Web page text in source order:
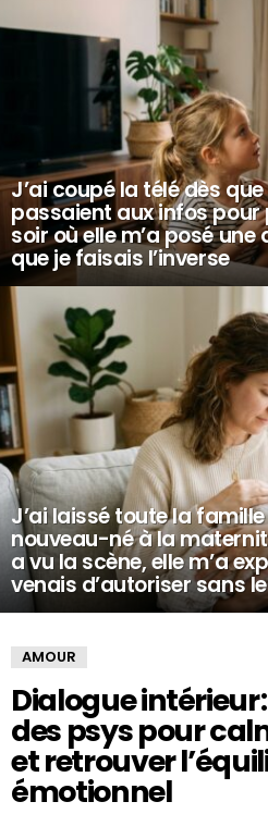
J’ai coupé la télé dès
passaient aux infos pour
soir où elle m’a posé
que je faisais l’inverse
J’ai laissé toute la
nouveau-né à la
a vu la scène, elle m’a
venais d’autoriser sans
AMOUR
Dialogue intérieur
des psys pour
et retrouver
émotionnel